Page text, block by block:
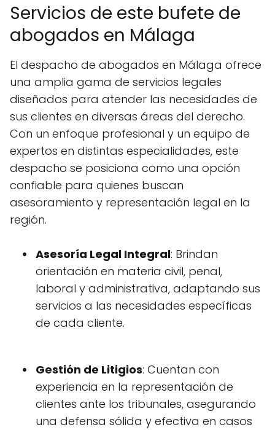
Servicios de este bufete de
abogados en Málaga
El despacho de abogados en Málaga ofrece
una amplia gama de servicios legales
diseñados para atender las necesidades de
sus clientes en diversas áreas del derecho.
Con un enfoque profesional y un equipo de
expertos en distintas especialidades, este
despacho se posiciona como una opción
confiable para quienes buscan
asesoramiento y representación legal en la
región.
Asesoría Legal Integral: Brindan
orientación en materia civil, penal,
laboral y administrativa, adaptando sus
servicios a las necesidades específicas
de cada cliente.
Gestión de Litigios: Cuentan con
experiencia en la representación de
clientes ante los tribunales, asegurando
una defensa sólida y efectiva en casos